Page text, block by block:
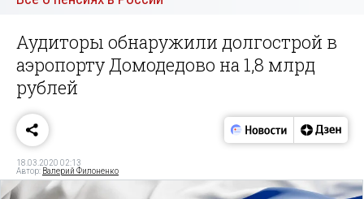
Аудиторы обнаружили долгострой в
аэропорту Домодедово на 1,8 млрд
рублей
18.03.2020 02:13
Автор: Валерий Филоненко